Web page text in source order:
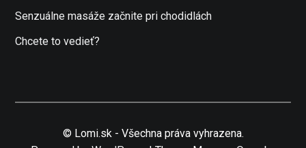
Senzuálne masáže začnite pri chodidlách
Chcete to vedieť?
© Lomi.sk - Všechna práva vyhrazena.